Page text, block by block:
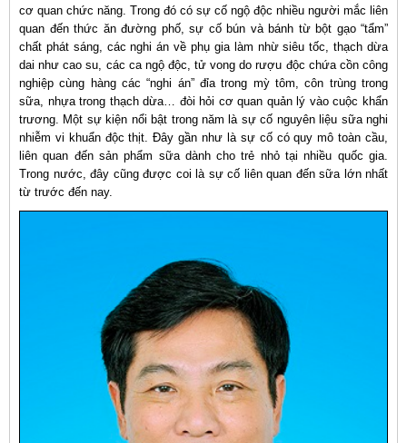
cơ quan chức năng. Trong đó có sự cố ngộ độc nhiều người mắc liên
quan đến thức ăn đường phố, sự cố bún và bánh từ bột gạo “tẩm”
chất phát sáng, các nghi án về phụ gia làm nhừ siêu tốc, thạch dừa
dai như cao su, các ca ngộ độc, tử vong do rượu độc chứa cồn công
nghiệp cùng hàng các “nghi án” đỉa trong mỳ tôm, côn trùng trong
sữa, nhựa trong thạch dừa… đòi hỏi cơ quan quản lý vào cuộc khẩn
trương. Một sự kiện nổi bật trong năm là sự cố nguyên liệu sữa nghi
nhiễm vi khuẩn độc thịt. Đây gần như là sự cố có quy mô toàn cầu,
liên quan đến sản phẩm sữa dành cho trẻ nhỏ tại nhiều quốc gia.
Trong nước, đây cũng được coi là sự cố liên quan đến sữa lớn nhất
từ trước đến nay.